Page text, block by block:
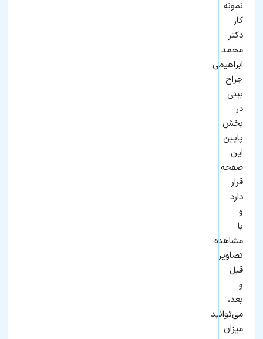
نمونه
کار
دکتر
محمد
ابراهیمی
جراح
بینی
در
بخش
پایین
این
صفحه
قرار
دارد
و
با
مشاهده
تصاویر
قبل
و
بعد،
می‌توانید
میزان